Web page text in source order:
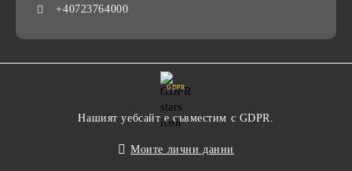
+40723764000
GDPR
Нашият уебсайт е съвместим с GDPR.
Моите лични данни